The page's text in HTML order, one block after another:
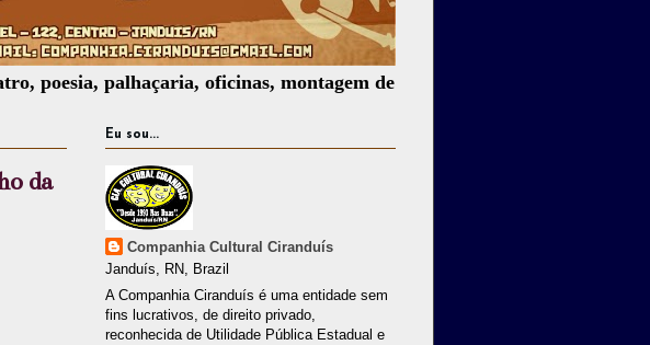
palhaçaria, oficinas, montagem de espetáculos, assessoria cultural,
da
Eu sou...
Companhia Cultural Ciranduís
Janduís, RN, Brazil
A Companhia Ciranduís é uma entidade sem
fins lucrativos, de direito privado,
reconhecida de Utilidade Pública Estadual e